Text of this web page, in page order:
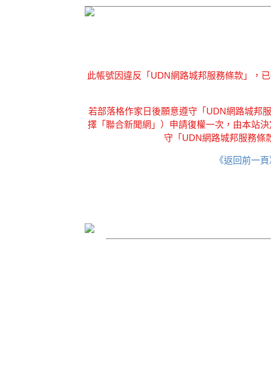
此帳號因違反「UDN網路城邦服務條款」，
若部落格作家日後願意遵守「UDN網路城邦
擇「聯合新聞網」）申請復權一次，由本站
守「UDN網路城邦服務條
《返回前一